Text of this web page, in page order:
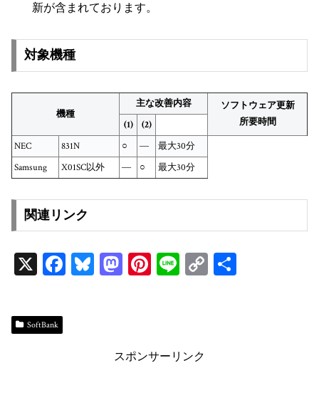
新が含まれております。
対象機種
機種
主な改善内容
ソフトウェア更新
所要時間
(1)
(2)
NEC
831N ○ ―
最大30分
Samsung
X01SC以外 ― ○ 最大30分
関連リンク
X Fa Bl M
n
Pi
t
Li C
SoftBank
スポンサーリンク